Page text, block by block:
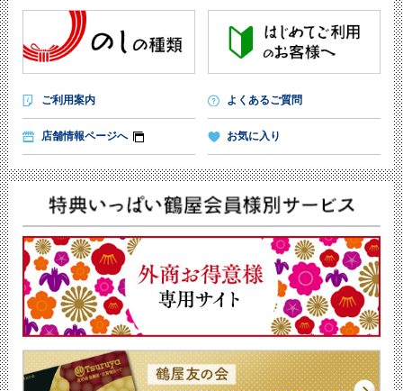
ご利用案内 よくあるご質問
店舗情報ページへ お気に入り